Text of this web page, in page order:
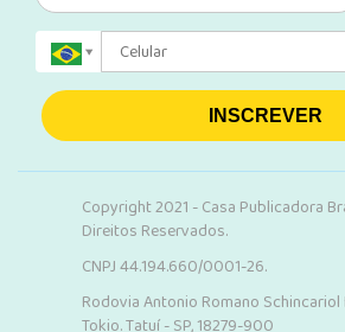
INSCREVER
Copyright 2021 - Casa Publicadora
Direitos Reservados.
CNPJ 44.194.660/0001-26.
Rodovia Antonio Romano Schincariol
Tokio. Tatuí - SP, 18279-900